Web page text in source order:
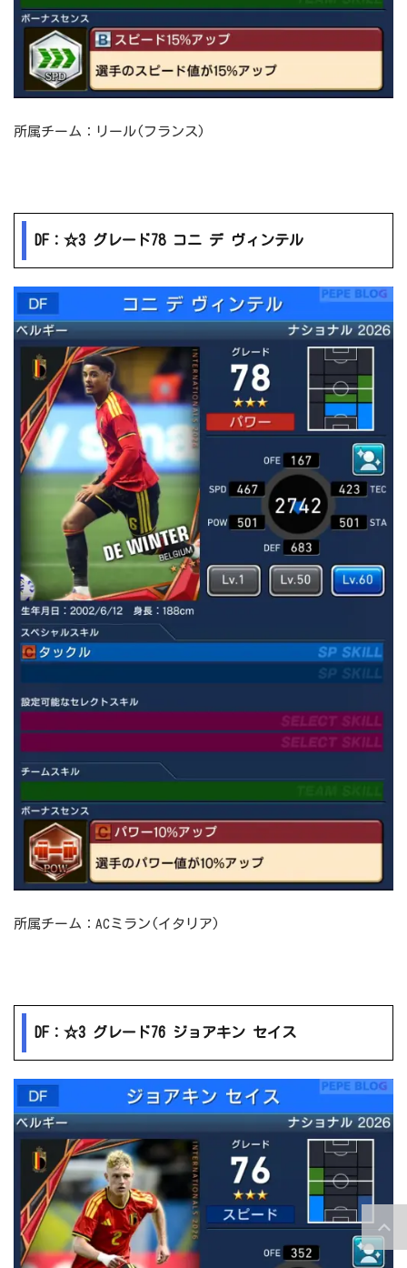
所属チーム：リール(フランス)
DF：☆3 グレード78 コニ デ ヴィンテル
所属チーム：ACミラン(イタリア)
DF：☆3 グレード76 ジョアキン セイス